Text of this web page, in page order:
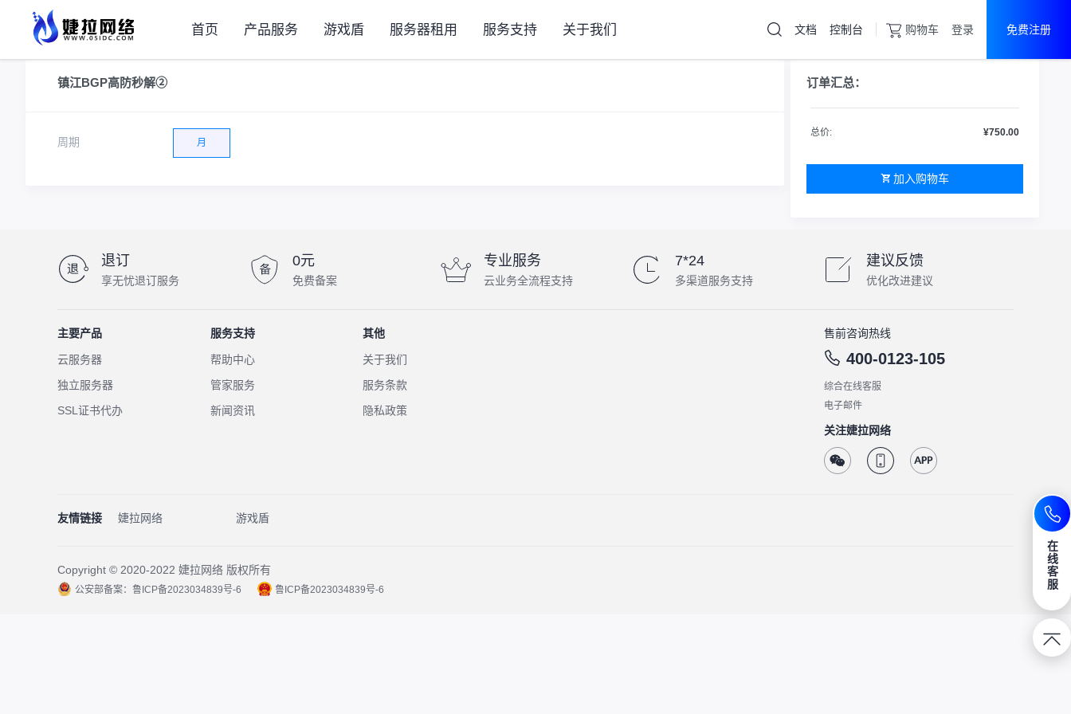
首页 产品服务 游戏盾 服务器租用 服务支持 关于我们
控制台
高防服务器
文档 控制台 购物车 登录 免费注册
镇江BGP高防秒解②
周期 月
订单汇总：
总价: ¥750.00
加入购物车
退订
享无忧退订服务
0元
免费备案
专业服务
云业务全流程支持
7*24
多渠道服务支持
建议反馈
优化改进建议
主要产品
云服务器
独立服务器
SSL证书代办
服务支持
帮助中心
管家服务
新闻资讯
其他
关于我们
服务条款
隐私政策
售前咨询热线
400-0123-105
综合在线客服
电子邮件
关注婕拉网络
友情链接 婕拉网络 游戏盾
Copyright © 2020-2022 婕拉网络 版权所有
公安部备案：鲁ICP备2023034839号-6 鲁ICP备2023034839号-6
在
线
客
服